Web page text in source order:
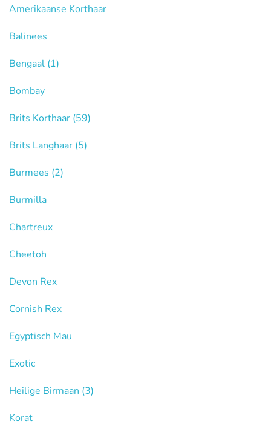
Amerikaanse Korthaar
Balinees
Bengaal (1)
Bombay
Brits Korthaar (59)
Brits Langhaar (5)
Burmees (2)
Burmilla
Chartreux
Cheetoh
Devon Rex
Cornish Rex
Egyptisch Mau
Exotic
Heilige Birmaan (3)
Korat